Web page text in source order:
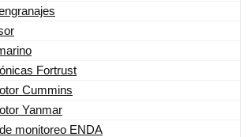
Fortrust
Cummins
Yanmar
monitoreo ENDA